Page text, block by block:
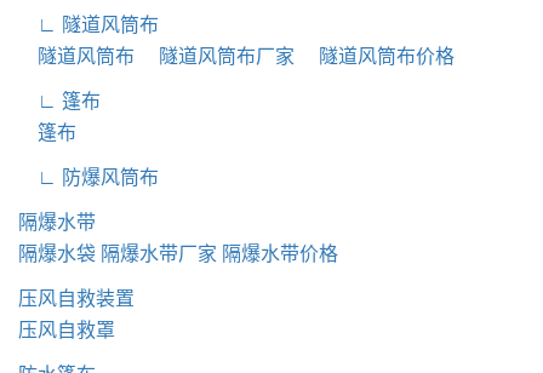
∟ 隧道风筒布
隧道风筒布
隧道风筒布厂家 隧道风筒布价格
∟ 篷布
篷布
∟ 防爆风筒布
隔爆水带
隔爆水袋 隔爆水带厂家 隔爆水带价格
压风自救装置
压风自救罩